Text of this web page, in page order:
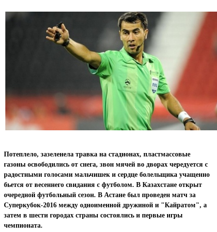
Потеплело, зазеленела травка на стадионах, пластмассовые
газоны освободились от снега, звон мячей во дворах чередуется с
радостными голосами мальчишек и сердце болельщика учащенно
бьется от весеннего свидания с футболом. В Казахстане открыт
очередной футбольный сезон. В Астане был проведен матч за
Суперкубок-2016 между одноименной дружиной и "Кайратом", а
затем в шести городах страны состоялись и первые игры
чемпионата.